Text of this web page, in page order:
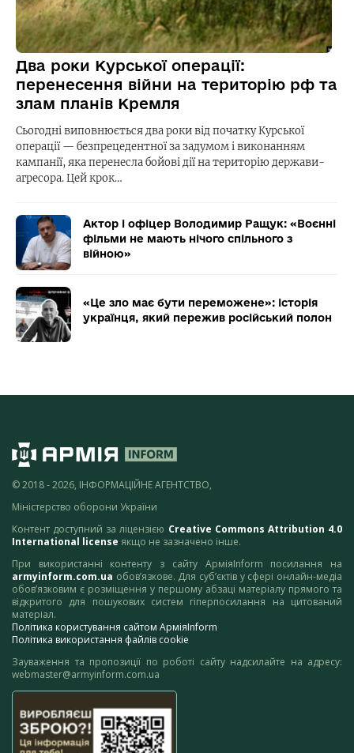
Два роки Курської операції:
перенесення війни на територію рф та
злам планів Кремля
Сьогодні виповнюється два роки від початку Курської
операції — безпрецедентної за задумом і виконанням
кампанії, яка перенесла бойові дії на територію держави-
агресора. Цей крок…
Актор і офіцер Володимир Ращук: «Воєнні
фільми не мають нічого спільного з
війною»
«Це зло має бути переможене»: історія
українця, який пережив російський полон
© 2018 - 2026, ІНФОРМАЦІЙНЕ АГЕНТСТВО,
Міністерство оборони України
Контент доступний за ліцензією Creative Commons Attribution 4.0
International license якщо не зазначено інше.
При використанні контенту з сайту АрміяInform посилання на
armyinform.com.ua обов’язкове. Для суб’єктів у сфері онлайн-медіа
обов’язковим є розміщення у першому абзаці матеріалу прямого та
відкритого для пошукових систем гіперпосилання на цитований
матеріал.
Політика користування сайтом АрміяInform
Політика використання файлів cookie
Зауваження та пропозиції по роботі сайту надсилайте на адресу:
webmaster@armyinform.com.ua